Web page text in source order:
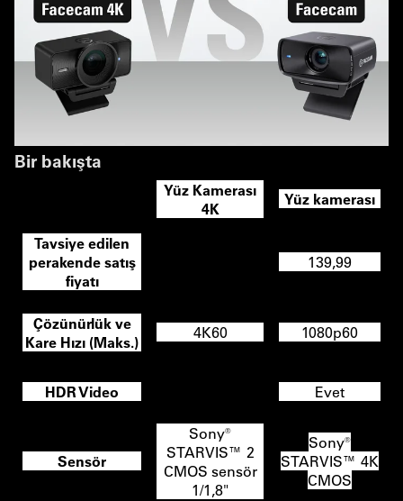
Bir bakışta
Yüz Kamerası
4K
Yüz kamerası
Tavsiye edilen
perakende satış
fiyatı
139,99
Çözünürlük ve
Kare Hızı (Maks.)
4K60 1080p60
HDR Video Evet
Sensör
Sony®
STARVIS™ 2
CMOS sensör
1/1,8"
Sony®
STARVIS™ 4K
CMOS